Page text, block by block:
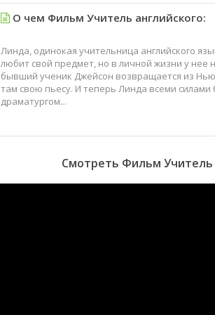
О чем Фильм Учитель английского:
Линда, одинокая учительница английского
любит свой предмет, но в личной жизни у нее
бывший ученик Джейсон возвращается из
там свою пьесу. И теперь Линда всеми
драматургом...
Смотреть Фильм Учитель